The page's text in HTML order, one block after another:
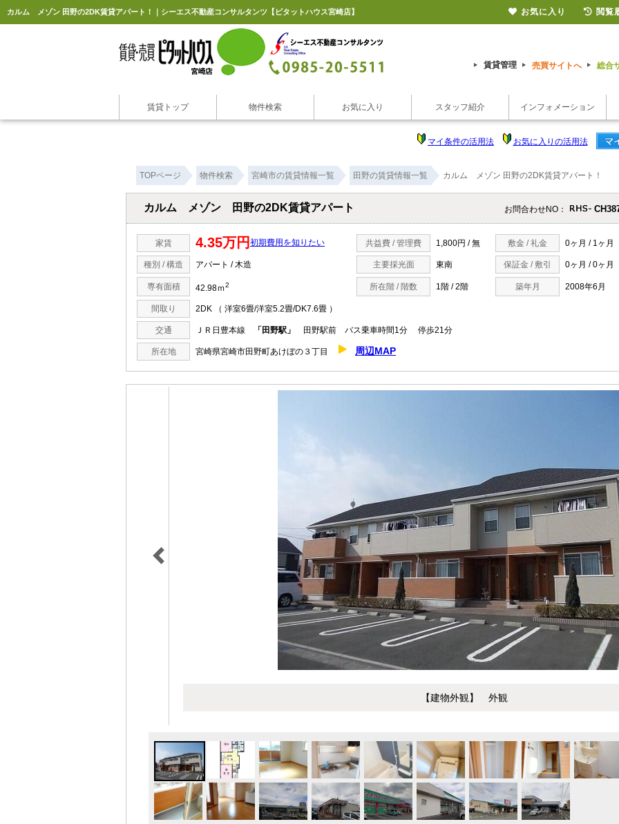
カルム メゾン 田野の2DK賃貸アパート！｜シーエス不動産コンサルタンツ【ピタットハウス宮崎店】
賃貸管理 売買サイトへ 総合
賃貸トップ 物件検索 お気に入り スタッフ紹介 インフォメーション
マイ条件の活用法 お気に入りの活用法
TOPページ 物件検索 宮崎市の賃貸情報一覧 田野の賃貸情報一覧 カルム メゾン 田野の2DK賃貸アパート！
カルム メゾン 田野の2DK賃貸アパート お問合わせNO：
家賃 4.35万円 初期費用を知りたい 共益費 / 管理費 1,800円 / 無 敷金 / 礼金 0ヶ月 / 1ヶ月
種別 / 構造 アパート / 木造 主要採光面 東南 保証金 / 敷引 0ヶ月 / 0ヶ月
専有面積 42.98ｍ2 所在階 / 階数 1階 / 2階 築年月 2008年6月
間取り 2DK （ 洋室6畳/洋室5.2畳/DK7.6畳 ）
交通 ＪＲ日豊本線 「田野駅」 田野駅前 バス乗車時間1分 停歩21分
所在地 宮崎県宮崎市田野町あけぼの３丁目 周辺MAP
【建物外観】 外観
お気に入り 閲覧